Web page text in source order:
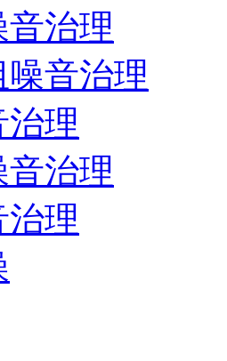
治理
音治理
理
治理
治理